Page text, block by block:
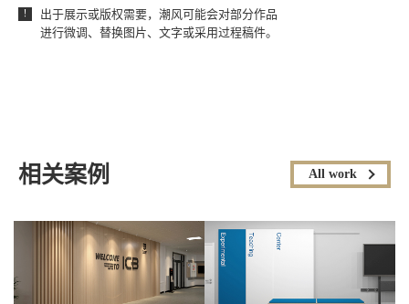
！
出于展示或版权需要，潮风可能会对部分作品
进行微调、替换图片、文字或采用过程稿件。
相关案例 All work